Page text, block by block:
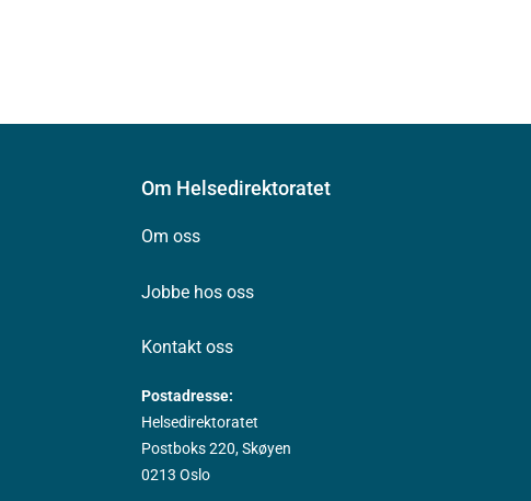
Om Helsedirektoratet
Om oss
Jobbe hos oss
Kontakt oss
Postadresse:
Helsedirektoratet
Postboks 220, Skøyen
0213 Oslo